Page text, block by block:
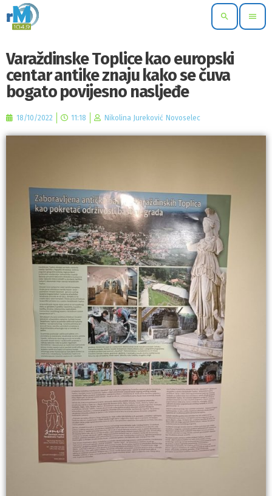
search menu
Varaždinske Toplice kao europski
centar antike znaju kako se čuva
bogato povijesno nasljeđe
18/10/2022 11:18 Nikolina Jureković Novoselec